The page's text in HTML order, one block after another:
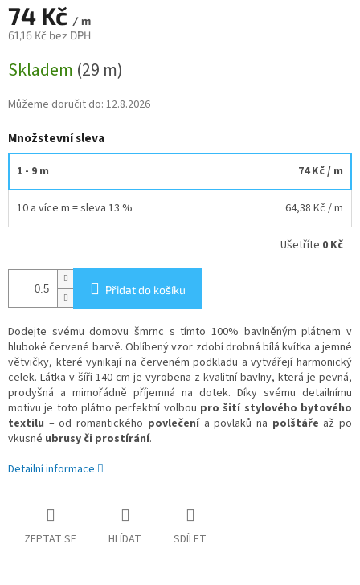
74 Kč / m
61,16 Kč bez DPH
cena:
Skladem (29 m)
Můžeme doručit do: 12.8.2026
Množstevní sleva
1 - 9 m 74 Kč/ m
10 a více m = sleva 13 % 64,38 Kč / m
Ušetříte 0 Kč
Přidat do košíku
Dodejte svému domovu šmrnc s tímto 100% bavlněným plátnem v
hluboké červené barvě. Oblíbený vzor zdobí drobná bílá kvítka a jemné
větvičky, které vynikají na červeném podkladu a vytvářejí harmonický
celek. Látka v šíři 140 cm je vyrobena z kvalitní bavlny, která je pevná,
prodyšná a mimořádně příjemná na dotek. Díky svému detailnímu
motivu je toto plátno perfektní volbou pro šití stylového bytového
textilu – od romantického povlečenía povlaků na polštáře až po
vkusné ubrusy či prostírání.
Detailní informace
ZEPTAT SE HLÍDAT SDÍLET